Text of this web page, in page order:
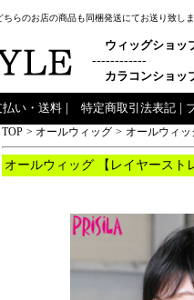
らのお店の商品も同梱発送にてお送り致し
ウィッグショッ
------------
カラコンショッ
払い・送料 特定商取引法表記
TOP > オールウィッグ > オールウィ
オールウィッグ 【レイヤースト